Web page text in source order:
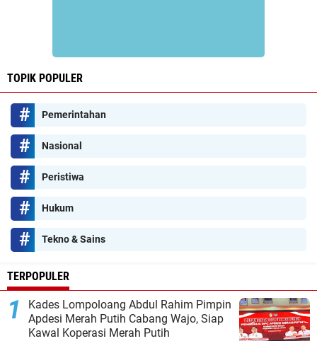
TOPIK POPULER
Pemerintahan
Nasional
Peristiwa
Hukum
Tekno & Sains
TERPOPULER
Kades Lompoloang Abdul Rahim Pimpin
Apdesi Merah Putih Cabang Wajo, Siap
Kawal Koperasi Merah Putih